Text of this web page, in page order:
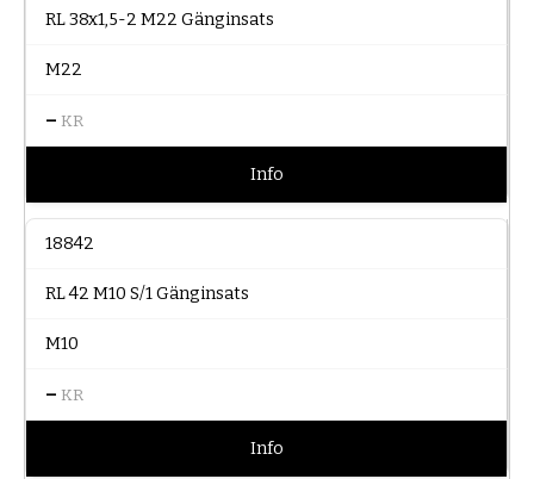
RL 38x1,5-2 M22 Gänginsats
M22
– KR
Info
18842
RL 42 M10 S/1 Gänginsats
M10
– KR
Info